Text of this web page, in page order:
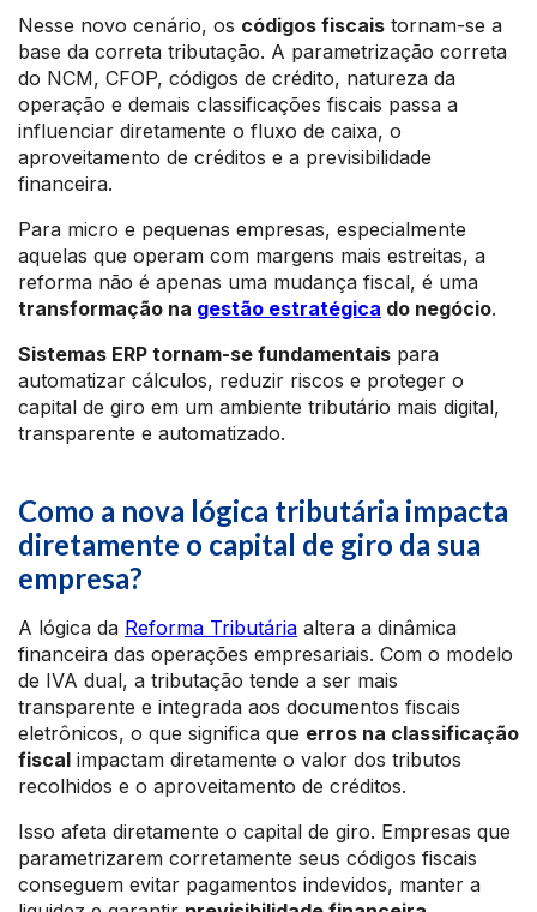
Nesse novo cenário, os códigos fiscais tornam-se a
base da correta tributação. A parametrização correta
do NCM, CFOP, códigos de crédito, natureza da
operação e demais classificações fiscais passa a
influenciar diretamente o fluxo de caixa, o
aproveitamento de créditos e a previsibilidade
financeira.
Para micro e pequenas empresas, especialmente
aquelas que operam com margens mais estreitas, a
reforma não é apenas uma mudança fiscal, é uma
transformação na gestão estratégica do negócio.
Sistemas ERP tornam-se fundamentais para
automatizar cálculos, reduzir riscos e proteger o
capital de giro em um ambiente tributário mais digital,
transparente e automatizado.
Como a nova lógica tributária impacta
diretamente o capital de giro da sua
empresa?
A lógica da Reforma Tributária altera a dinâmica
financeira das operações empresariais. Com o modelo
de IVA dual, a tributação tende a ser mais
transparente e integrada aos documentos fiscais
eletrônicos, o que significa que erros na classificação
fiscal impactam diretamente o valor dos tributos
recolhidos e o aproveitamento de créditos.
Isso afeta diretamente o capital de giro. Empresas que
parametrizarem corretamente seus códigos fiscais
conseguem evitar pagamentos indevidos, manter a